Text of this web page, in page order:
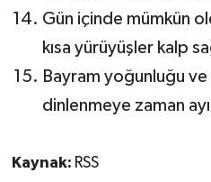
Gün içinde mümkün
kısa yürüyüşler kalp
Bayram yoğunluğu
dinlenmeye zaman
Kaynak: RSS